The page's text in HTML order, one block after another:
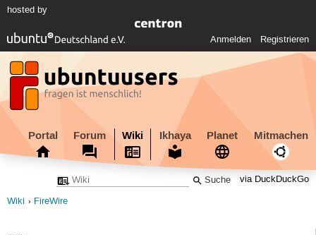
hosted by
Anmelden Registrieren
Portal Forum Wiki Ikhaya Planet Mitmachen
via DuckDuckGo
Wiki FireWire